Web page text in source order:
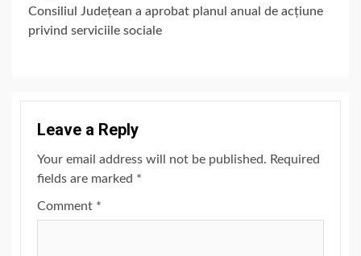
Consiliul Județean a aprobat planul anual de acțiune
privind serviciile sociale
Leave a Reply
Your email address will not be published. Required
fields are marked *
Comment *